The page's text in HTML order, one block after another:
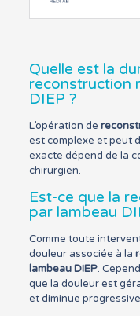
Quelle est la
reconstruction
DIEP ?
L’opération de
est complexe et peut
exacte dépend de la
chirurgien.
Est-ce que la
par lambeau
Comme toute
douleur associée à la
lambeau DIEP.
que la douleur est
et diminue